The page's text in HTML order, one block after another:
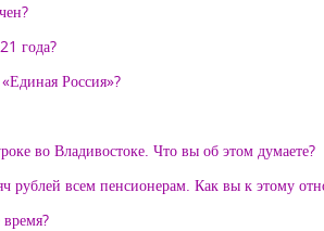
года?
Россия»?
во Владивостоке. Что вы об этом думаете?
рублей всем пенсионерам. Как вы к этому